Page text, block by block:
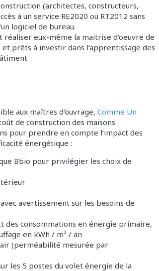
(architectes, constructeurs,
à un service RE2020 ou RT2012 sans
logiciel de bureau.
réaliser eux-même la maitrise d’oeuvre de
prêts à investir dans l’apprentissage des
aux maîtres d’ouvrage, Comme Un
de construction des maisons
pour prendre en compte l’impact des
énergétique :
Bbio pour privilégier les choix de
avertissement sur les besoins de
des consommations en énergie primaire,
en kWh / m² / an
(perméabilité mesurée par
les 5 postes du volet énergie de la